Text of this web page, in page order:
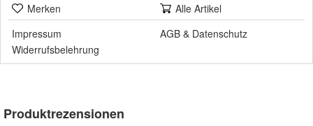
Merken
Alle Artikel
Impressum
AGB & Datenschutz
Widerrufsbelehrung
Produktrezensionen